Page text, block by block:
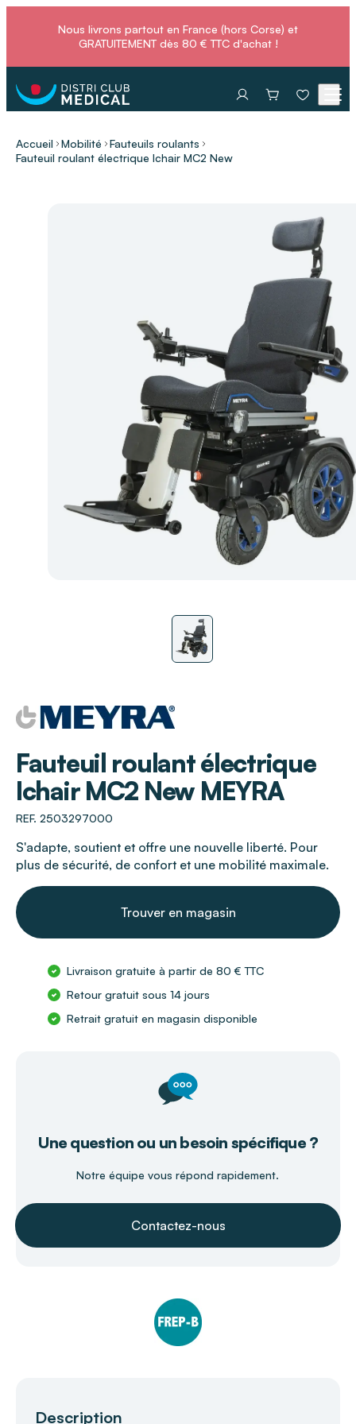
Nous livrons partout en France (hors Corse) et
GRATUITEMENT dès 80 € TTC d'achat !
Accueil Mobilité
Fauteuils roulants
Fauteuil roulant électrique Ichair MC2 New
Fauteuil roulant électrique
Ichair MC2 New MEYRA
REF. 2503297000
S'adapte, soutient et offre une nouvelle liberté. Pour
plus de sécurité, de confort et une mobilité maximale.
Trouver en magasin
Livraison gratuite à partir de 80 € TTC
Retour gratuit sous 14 jours
Retrait gratuit en magasin disponible
Une question ou un besoin spécifique ?
Notre équipe vous répond rapidement.
Contactez-nous
Description